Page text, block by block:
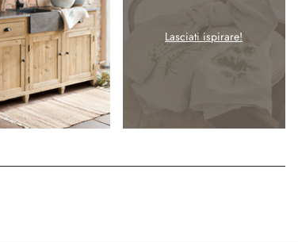
Lasciati ispirare!